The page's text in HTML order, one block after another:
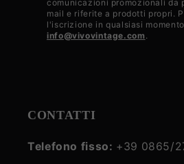
privacy
policy
comunicazioni promozionali da
mail e riferite a prodotti propri.
l'iscrizione in qualsiasi
info@vivovintage.com .
CONTATTI
Telefono fisso: +39 0865/